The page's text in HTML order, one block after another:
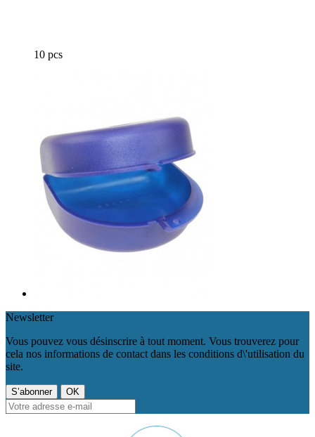
10 pcs
Newsletter
Vous pouvez vous désinscrire à tout moment. Vous trouverez pour
cela nos informations de contact dans les conditions d\'utilisation du
site.